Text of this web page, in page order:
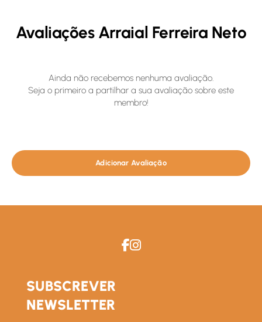
Avaliações Arraial Ferreira Neto
Ainda não recebemos nenhuma avaliação.
Seja o primeiro a partilhar a sua avaliação sobre este
membro!
Adicionar Avaliação
SUBSCREVER
NEWSLETTER